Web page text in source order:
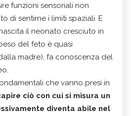
funzioni sensoriali non
di sentirne i limiti spaziali. E
il neonato cresciuto in
del feto è quasi
madre), fa conoscenza del
che vanno presi in
ciò con cui si misura un
diventa abile nel